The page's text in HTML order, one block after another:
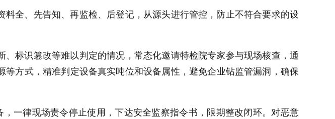
全、先告知、再监检、后登记，从源头进行管控，防止不符合要求的设
标识篡改等难以判定的情况，常态化邀请特检院专家参与现场核查，通
方式，精准判定设备真实吨位和设备属性，避免企业钻监管漏洞，确保
，一律现场责令停止使用，下达安全监察指令书，限期整改闭环。对恶意